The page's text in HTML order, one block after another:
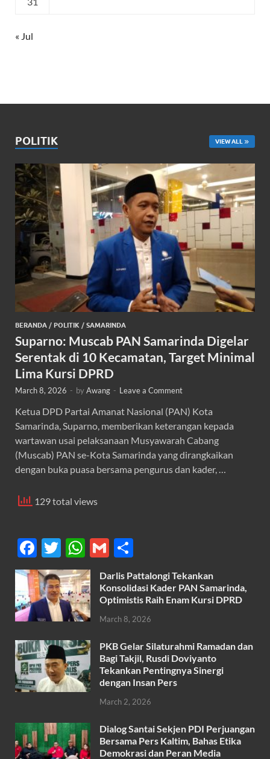
« Jul
POLITIK VIEW ALL
BERANDA / POLITIK / SAMARINDA
Suparno: Muscab PAN Samarinda Digelar
Serentak di 10 Kecamatan, Target Minimal
Lima Kursi DPRD
March 8, 2026 - byAwang - Leave a Comment
Ketua DPD Partai Amanat Nasional (PAN) Kota
Samarinda, Suparno, memberikan keterangan kepada
wartawan usai pelaksanaan Musyawarah Cabang
(Muscab) PAN se-Kota Samarinda yang dirangkaikan
dengan buka puasa bersama pengurus dan kader, …
129 total views
F
ac
e
b
o
o
k
T
w
itt
er
W
h
at
s
A
p
p
G
m
ail
h
ar
e
Darlis Pattalongi Tekankan
Konsolidasi Kader PAN Samarinda,
Optimistis Raih Enam Kursi DPRD
March 8, 2026
PKB Gelar Silaturahmi Ramadan dan
Bagi Takjil, Rusdi Doviyanto
Tekankan Pentingnya Sinergi
dengan Insan Pers
March 2, 2026
Dialog Santai Sekjen PDI Perjuangan
Bersama Pers Kaltim, Bahas Etika
Demokrasi dan Peran Media